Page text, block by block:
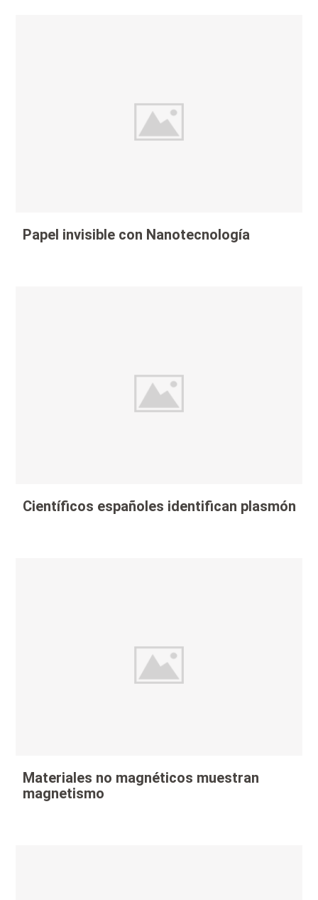
Papel invisible con Nanotecnología
Científicos españoles identifican plasmón
Materiales no magnéticos muestran
magnetismo